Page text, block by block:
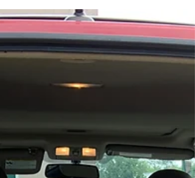
Guadalupe. ¡Amigos y familiares son bienvenidos!
Estaremos vendiendo bocadillos para recaudar
fondos para nuestra misión a la Jornada Mundial
la Juventud 2027....